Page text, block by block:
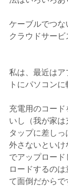
ケーブルでつな
クラウドサービ
私は、最近はア
トにパソコンに
充電用のコー
いし（我が家は
タップに差し
外さないといけ
でアップロー
ロードするのは
て面倒だからで